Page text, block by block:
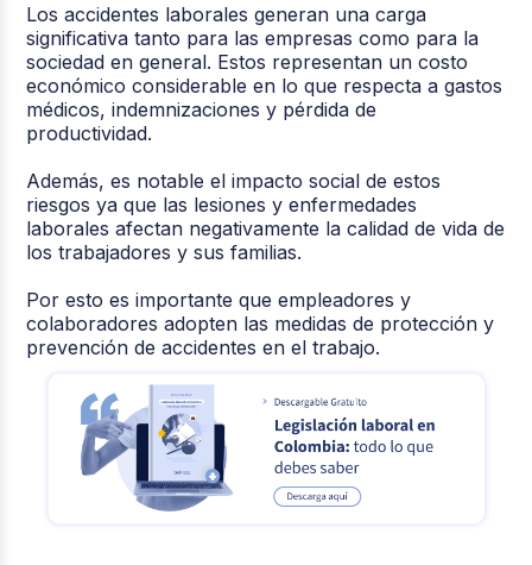
Los accidentes laborales generan una carga
significativa tanto para las empresas como para la
sociedad en general. Estos representan un costo
económico considerable en lo que respecta a gastos
médicos, indemnizaciones y pérdida de
productividad.
Además, es notable el impacto social de estos
riesgos ya que las lesiones y enfermedades
laborales afectan negativamente la calidad de vida de
los trabajadores y sus familias.
Por esto es importante que empleadores y
colaboradores adopten las medidas de protección y
prevención de accidentes en el trabajo.